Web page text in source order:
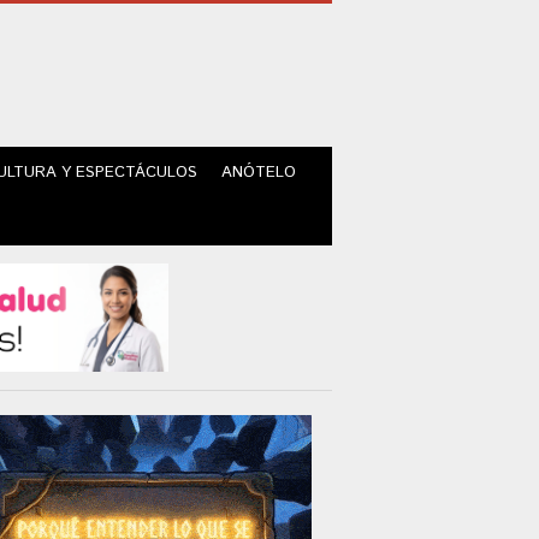
Y ESPECTÁCULOS ANÓTELO